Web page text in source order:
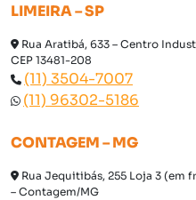
LIMEIRA – SP
Rua Aratibá, 633 – Centro
CEP 13481-208
(11) 3504-7007
(11) 96302-5186
CONTAGEM – MG
Rua Jequitibás, 255 Loja 3 (em
– Contagem/MG